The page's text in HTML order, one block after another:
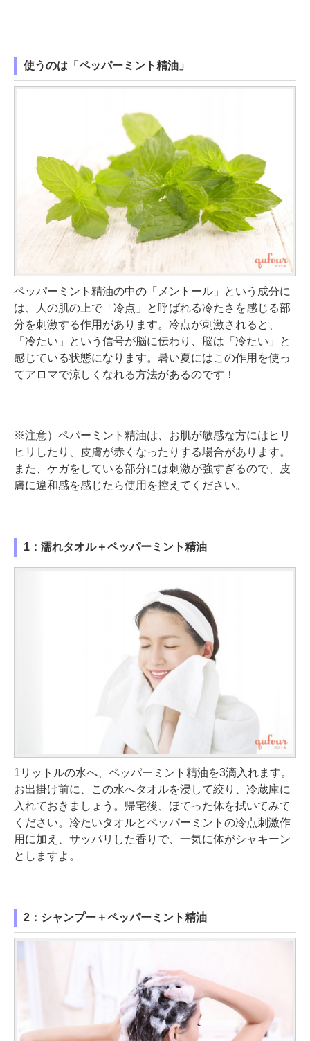
使うのは「ペッパーミント精油」
ペッパーミント精油の中の「メントール」という成分に
は、人の肌の上で「冷点」と呼ばれる冷たさを感じる部
分を刺激する作用があります。冷点が刺激されると、
「冷たい」という信号が脳に伝わり、脳は「冷たい」と
感じている状態になります。暑い夏にはこの作用を使っ
てアロマで涼しくなれる方法があるのです！
※注意）ペパーミント精油は、お肌が敏感な方にはヒリ
ヒリしたり、皮膚が赤くなったりする場合があります。
また、ケガをしている部分には刺激が強すぎるので、皮
膚に違和感を感じたら使用を控えてください。
1：濡れタオル＋ペッパーミント精油
1リットルの水へ、ペッパーミント精油を3滴入れます。
お出掛け前に、この水へタオルを浸して絞り、冷蔵庫に
入れておきましょう。帰宅後、ほてった体を拭いてみて
ください。冷たいタオルとペッパーミントの冷点刺激作
用に加え、サッパリした香りで、一気に体がシャキーン
としますよ。
2：シャンプー＋ペッパーミント精油